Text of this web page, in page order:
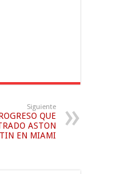
Siguiente
QUE
ASTON
EN MIAMI